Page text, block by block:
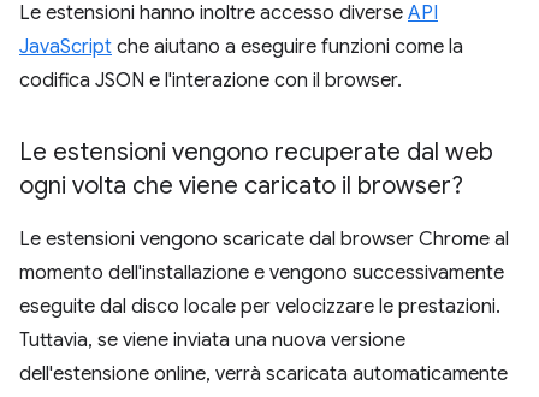
Le estensioni hanno inoltre accesso diverse API
JavaScript che aiutano a eseguire funzioni come la
codifica JSON e l'interazione con il browser.
Le estensioni vengono recuperate dal web
ogni volta che viene caricato il browser?
Le estensioni vengono scaricate dal browser Chrome al
momento dell'installazione e vengono successivamente
eseguite dal disco locale per velocizzare le prestazioni.
Tuttavia, se viene inviata una nuova versione
dell'estensione online, verrà scaricata automaticamente